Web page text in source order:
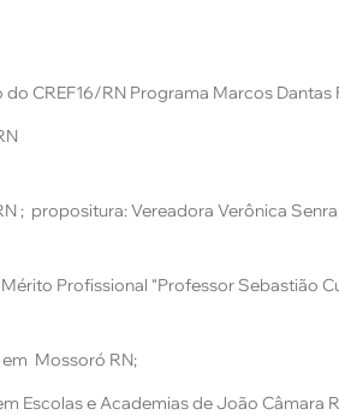
CREF16/RN Programa Marcos Dantas
; propositura: Vereadora Verônica Senra
Profissional “Professor Sebastião
Mossoró RN;
Escolas e Academias de João Câmara